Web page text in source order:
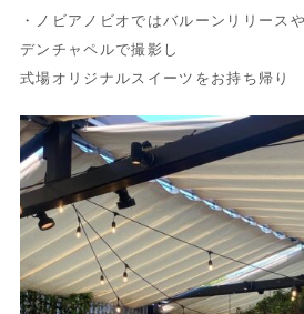
・ノビアノビオではバルーンリリース
デンチャペルで撮影し
式場オリジナルスイーツをお持ち帰り